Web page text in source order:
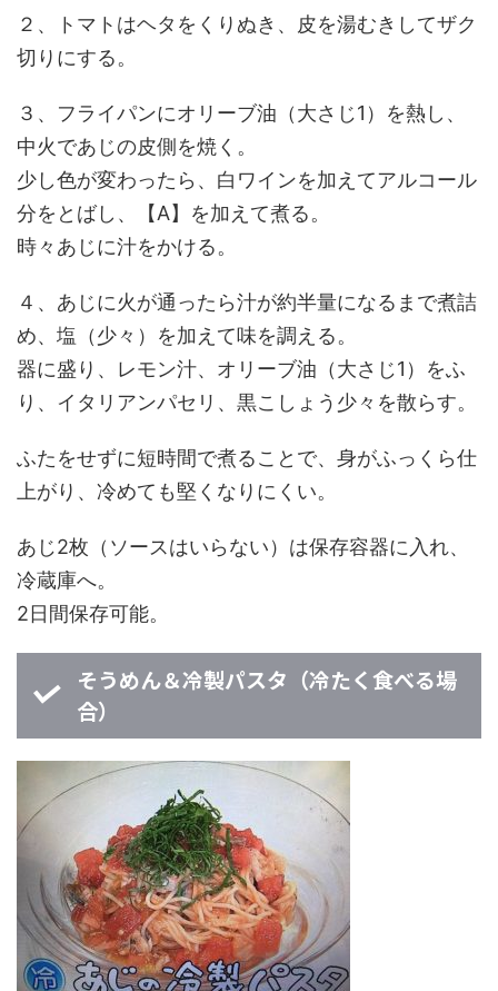
２、トマトはヘタをくりぬき、皮を湯むきしてザク
切りにする。
３、フライパンにオリーブ油（大さじ1）を熱し、
中火であじの皮側を焼く。
少し色が変わったら、白ワインを加えてアルコール
分をとばし、【A】を加えて煮る。
時々あじに汁をかける。
４、あじに火が通ったら汁が約半量になるまで煮詰
め、塩（少々）を加えて味を調える。
器に盛り、レモン汁、オリーブ油（大さじ1）をふ
り、イタリアンパセリ、黒こしょう少々を散らす。
ふたをせずに短時間で煮ることで、身がふっくら仕
上がり、冷めても堅くなりにくい。
あじ2枚（ソースはいらない）は保存容器に入れ、
冷蔵庫へ。
2日間保存可能。
そうめん＆冷製パスタ（冷たく食べる場
合）